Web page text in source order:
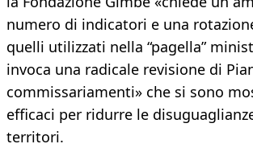
numero di indicatori e una
quelli utilizzati nella “pagella”
invoca una radicale revisione di
commissariamenti» che si sono
efficaci per ridurre le
territori.